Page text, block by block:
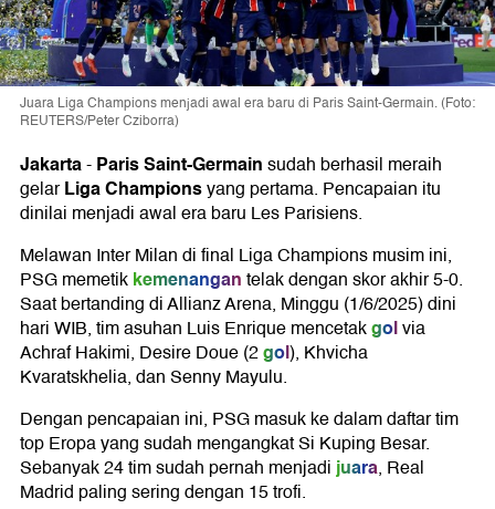
Juara Liga Champions menjadi awal era baru di Paris Saint-Germain. (Foto:
REUTERS/Peter Cziborra)
Jakarta-Paris Saint-Germainsudah berhasil meraih
gelarLiga Championsyang pertama. Pencapaian itu
dinilai menjadi awal era baru Les Parisiens.
Melawan Inter Milan di final Liga Champions musim ini,
PSG memetikkemenangantelak dengan skor akhir 5-0.
Saat bertanding di Allianz Arena, Minggu (1/6/2025) dini
hari WIB, tim asuhan Luis Enrique mencetakgolvia
Achraf Hakimi, Desire Doue (2gol), Khvicha
Kvaratskhelia, dan Senny Mayulu.
Dengan pencapaian ini, PSG masuk ke dalam daftar tim
top Eropa yang sudah mengangkat Si Kuping Besar.
Sebanyak 24 tim sudah pernah menjadijuara, Real
Madrid paling sering dengan 15 trofi.